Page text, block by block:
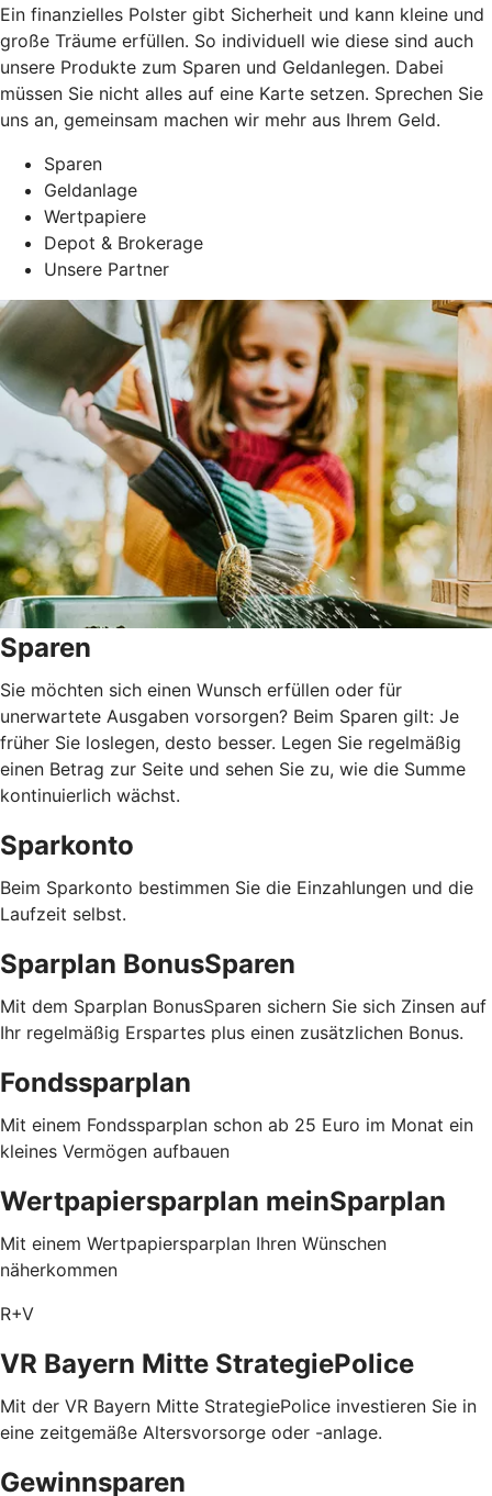
Ein finanzielles Polster gibt Sicherheit und kann kleine und
große Träume erfüllen. So individuell wie diese sind auch
unsere Produkte zum Sparen und Geldanlegen. Dabei
müssen Sie nicht alles auf eine Karte setzen. Sprechen Sie
uns an, gemeinsam machen wir mehr aus Ihrem Geld.
Sparen
Geldanlage
Wertpapiere
Depot & Brokerage
Unsere Partner
Sparen
Sie möchten sich einen Wunsch erfüllen oder für
unerwartete Ausgaben vorsorgen? Beim Sparen gilt: Je
früher Sie loslegen, desto besser. Legen Sie regelmäßig
einen Betrag zur Seite und sehen Sie zu, wie die Summe
kontinuierlich wächst.
Sparkonto
Beim Sparkonto bestimmen Sie die Einzahlungen und die
Laufzeit selbst.
Sparplan BonusSparen
Mit dem Sparplan BonusSparen sichern Sie sich Zinsen auf
Ihr regelmäßig Erspartes plus einen zusätzlichen Bonus.
Fondssparplan
Mit einem Fondssparplan schon ab 25 Euro im Monat ein
kleines Vermögen aufbauen
Wertpapiersparplan meinSparplan
Mit einem Wertpapiersparplan Ihren Wünschen
näherkommen
R+V
VR Bayern Mitte StrategiePolice
Mit der VR Bayern Mitte StrategiePolice investieren Sie in
eine zeitgemäße Altersvorsorge oder -anlage.
Gewinnsparen